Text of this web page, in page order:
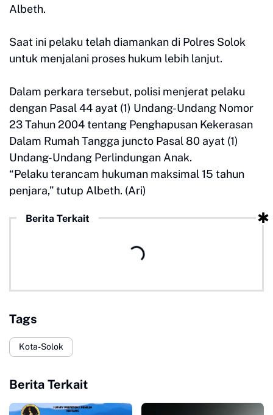
Albeth.
Saat ini pelaku telah diamankan di Polres Solok
untuk menjalani proses hukum lebih lanjut.
Dalam perkara tersebut, polisi menjerat pelaku
dengan Pasal 44 ayat (1) Undang-Undang Nomor
23 Tahun 2004 tentang Penghapusan Kekerasan
Dalam Rumah Tangga juncto Pasal 80 ayat (1)
Undang-Undang Perlindungan Anak.
“Pelaku terancam hukuman maksimal 15 tahun
penjara,” tutup Albeth. (Ari)
Berita Terkait
Tags
Kota-Solok
Berita Terkait